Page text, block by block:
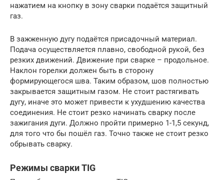
нажатием на кнопку в зону сварки подаётся защитный
газ.
В зажженную дугу подаётся присадочный материал.
Подача осуществляется плавно, свободной рукой, без
резких движений. Движение при сварке – продольное.
Наклон горелки должен быть в сторону
формирующегося шва. Таким образом, шов полностью
закрывается защитным газом. Не стоит растягивать
дугу, иначе это может привести к ухудшению качества
соединения. Не стоит резко начинать сварку после
зажигания дуги. Должно пройти примерно 1-1,5 секунд,
для того что бы пошёл газ. Точно также не стоит резко
обрывать сварку.
Режимы сварки TIG